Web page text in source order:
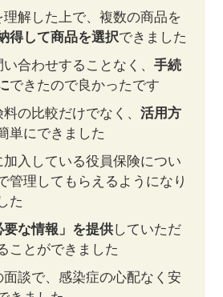
理解した上で、複数の商品を
得して商品を選択できました
合わせすることなく、 手続
できたので良かったです
の比較だけでなく、 活用方
単にできました
入している役員保険につい
管理してもらえるようになり
た
要な情報」を提供していただ
ことができました
談で、感染症の心配なく安